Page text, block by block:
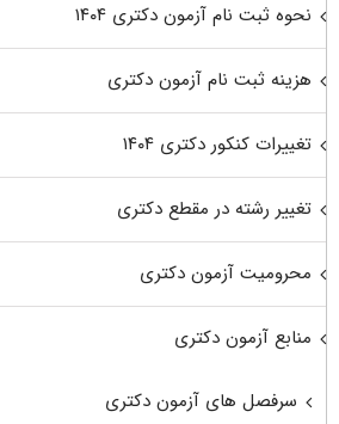
نحوه ثبت نام آزمون دکتری ۱۴۰۴
هزینه ثبت نام آزمون دکتری
تغییرات کنکور دکتری ۱۴۰۴
تغییر رشته در مقطع دکتری
محرومیت آزمون دکتری
منابع آزمون دکتری
سرفصل های آزمون دکتری